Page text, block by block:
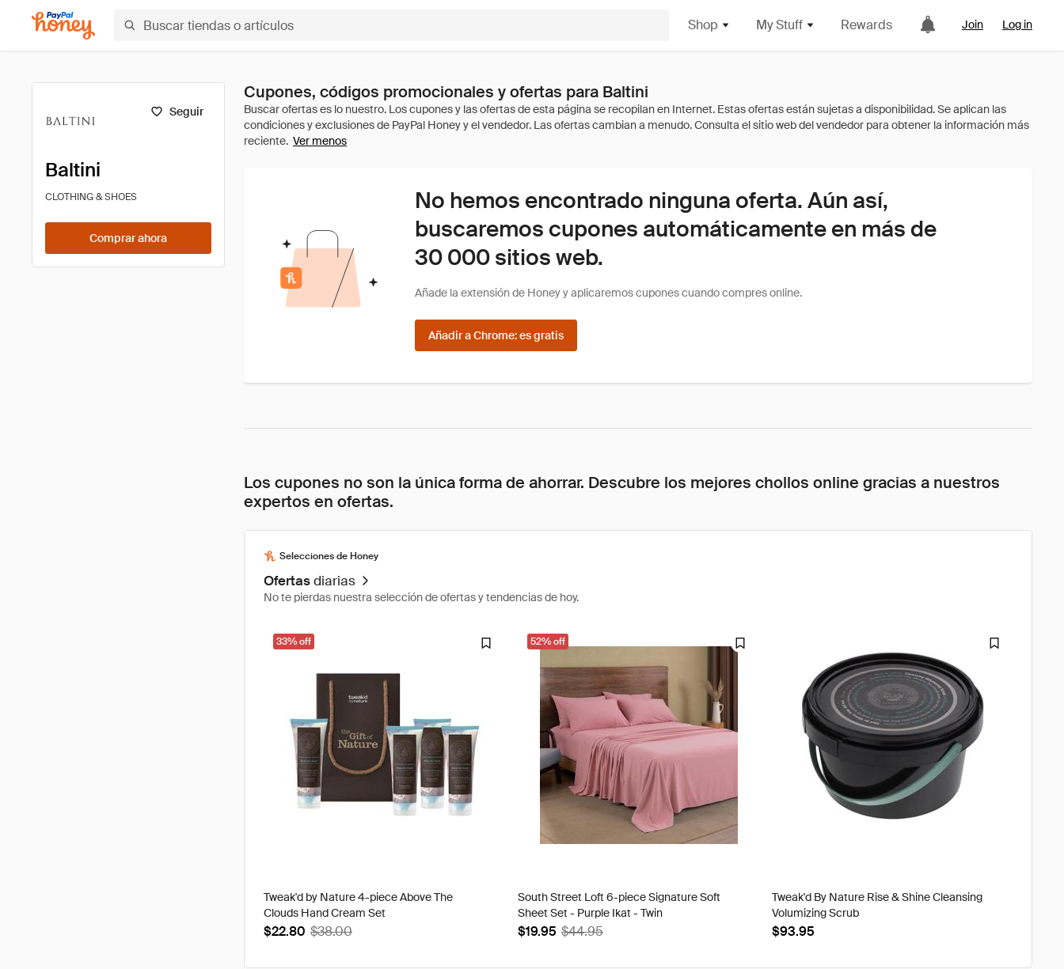
Shop My Stuff Rewards Join Log in
Seguir
Baltini
CLOTHING & SHOES
Comprar ahora
Cupones, códigos promocionales y ofertas para Baltini
Ver menos
No hemos encontrado ninguna oferta. Aún así,
buscaremos cupones automáticamente en más de
30 000 sitios web.
Añade la extensión de Honey y aplicaremos cupones cuando compres online.
Añadir a Chrome: es gratis
Los cupones no son la única forma de ahorrar. Descubre los mejores chollos online gracias a nuestros
expertos en ofertas.
Selecciones de Honey
Ofertasdiarias
No te pierdas nuestra selección de ofertas y tendencias de hoy.
33% off
Tweak'd by Nature 4-piece Above The
Clouds Hand Cream Set
$22.80 $38.00
52% off
South Street Loft 6-piece Signature Soft
Sheet Set - Purple Ikat - Twin
$19.95 $44.95
Tweak'd By Nature Rise & Shine Cleansing
Volumizing Scrub
$93.95